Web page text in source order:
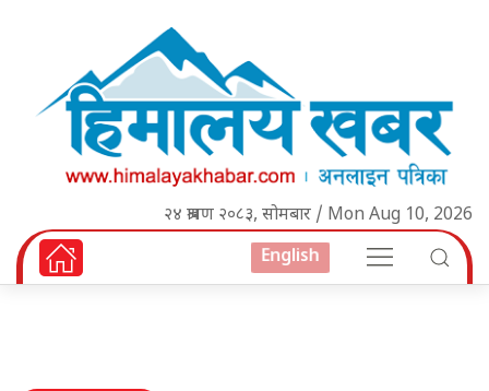
२४ श्रावण २०८३, सोमबार / Mon Aug 10, 2026
English